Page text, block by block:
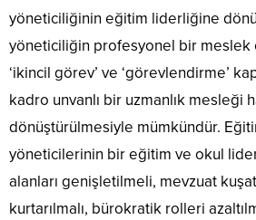
yöneticiliğinin eğitim liderliğine
yöneticiliğin profesyonel bir meslek
‘ikincil görev’ ve ‘görevlendirme’
kadro unvanlı bir uzmanlık mesleği
dönüştürülmesiyle mümkündür.
yöneticilerinin bir eğitim ve okul
alanları genişletilmeli, mevzuat
kurtarılmalı, bürokratik rolleri